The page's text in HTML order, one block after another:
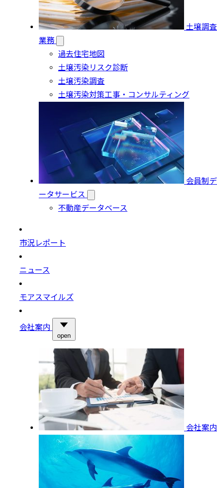
土壌調査
業務
過去住宅地図
土壌汚染リスク診断
土壌汚染調査
土壌汚染対策工事・コンサルティング
会員制デ
ータサービス
不動産データベース
市況レポート
ニュース
モアスマイルズ
会社案内
open
会社案内